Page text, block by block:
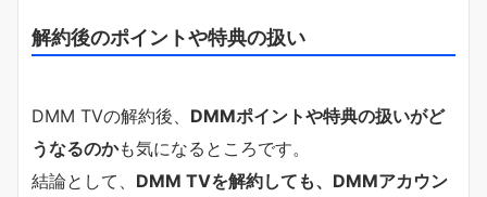
解約後のポイントや特典の扱い
DMM TVの解約後、 DMMポイントや特典の扱いがど
うなるのかも気になるところです。
結論として、 DMM TVを解約しても、DMMアカウン